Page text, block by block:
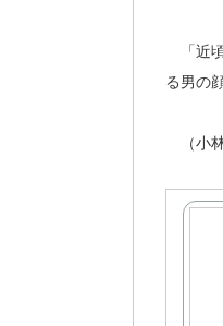
「近
る男の
（小林